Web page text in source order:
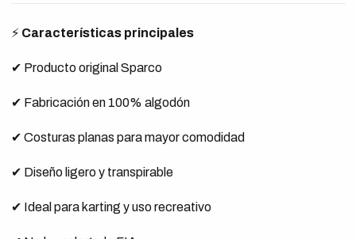
⚡ Características principales
✔ Producto original Sparco
✔ Fabricación en 100% algodón
✔ Costuras planas para mayor comodidad
✔ Diseño ligero y transpirable
✔ Ideal para karting y uso recreativo